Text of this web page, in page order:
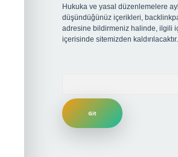
Hukuka ve yasal düzenlemelere
düşündüğünüz içerikleri,
adresine bildirmeniz halinde, ilgili
içerisinde sitemizden kaldırılacaktır.